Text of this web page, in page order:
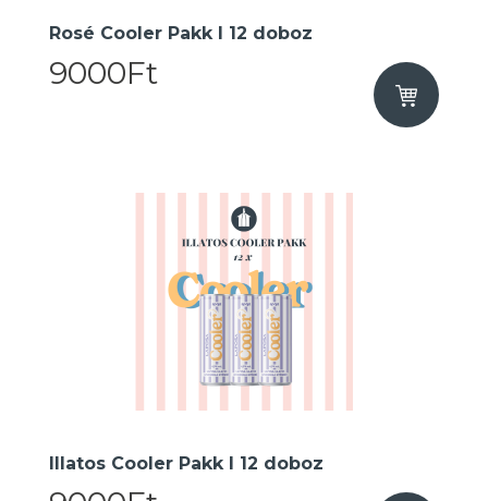
Rosé Cooler Pakk I 12 doboz
9000Ft
Illatos Cooler Pakk I 12 doboz